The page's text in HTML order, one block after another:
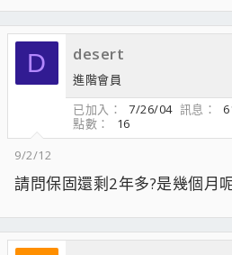
D desert
進階會員
已加入
7/26/04 訊息
點數
16
9/2/12
請問保固還剩2年多?是幾個月